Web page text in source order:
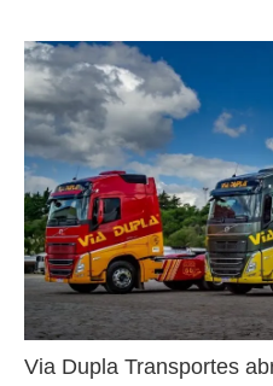
Via Dupla Transportes